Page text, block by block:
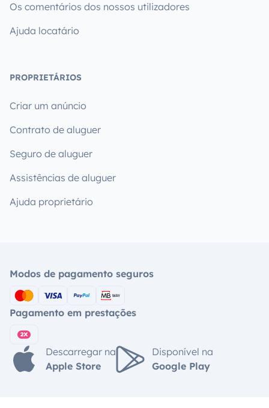
Os comentários dos nossos utilizadores
Ajuda locatário
PROPRIETÁRIOS
Criar um anúncio
Contrato de aluguer
Seguro de aluguer
Assistências de aluguer
Ajuda proprietário
Modos de pagamento seguros
Pagamento em prestações
Descarregar na
Apple Store
Disponível na
Google Play